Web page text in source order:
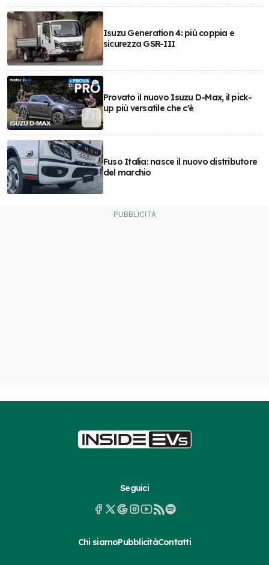
Isuzu Generation 4: più coppia e
sicurezza GSR-III
Provato il nuovo Isuzu D-Max, il pick-
up più versatile che c'è
Fuso Italia: nasce il nuovo distributore
del marchio
Seguici
Chi siamoPubblicitàContatti